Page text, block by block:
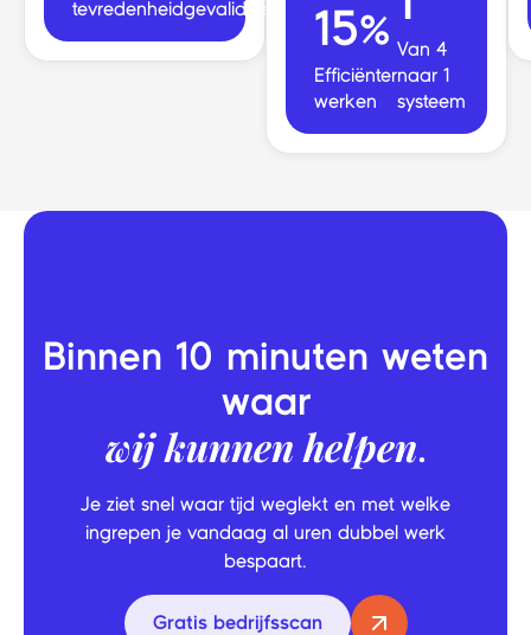
tevredenheidgevalideerd 15%
Efficiënter
werken
Van 4
naar 1
systeem
Binnen 10 minuten weten
waar
wij kunnen helpen.
Je ziet snel waar tijd weglekt en met welke
ingrepen je vandaag al uren dubbel werk
bespaart.
Gratis bedrijfsscan